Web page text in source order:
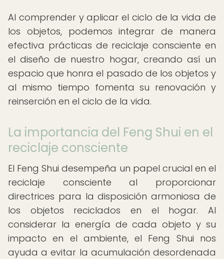
Al comprender y aplicar el ciclo de la vida de
los objetos, podemos integrar de manera
efectiva prácticas de reciclaje consciente en
el diseño de nuestro hogar, creando así un
espacio que honra el pasado de los objetos y
al mismo tiempo fomenta su renovación y
reinserción en el ciclo de la vida.
La importancia del Feng Shui en el
reciclaje consciente
El Feng Shui desempeña un papel crucial en el
reciclaje consciente al proporcionar
directrices para la disposición armoniosa de
los objetos reciclados en el hogar. Al
considerar la energía de cada objeto y su
impacto en el ambiente, el Feng Shui nos
ayuda a evitar la acumulación desordenada